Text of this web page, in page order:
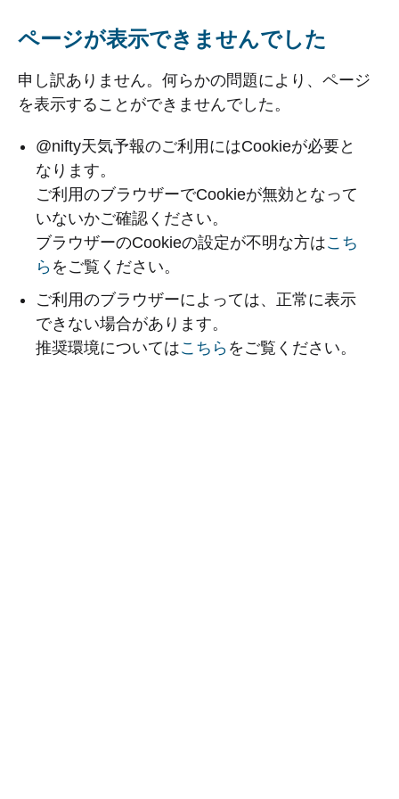
ページが表示できませんでした
申し訳ありません。何らかの問題により、ページ
を表示することができませんでした。
@nifty天気予報のご利用にはCookieが必要と
なります。
ご利用のブラウザーでCookieが無効となって
いないかご確認ください。
ブラウザーのCookieの設定が不明な方はこち
ら をご覧ください。
ご利用のブラウザーによっては、正常に表示
できない場合があります。
推奨環境についてはこちら をご覧ください。